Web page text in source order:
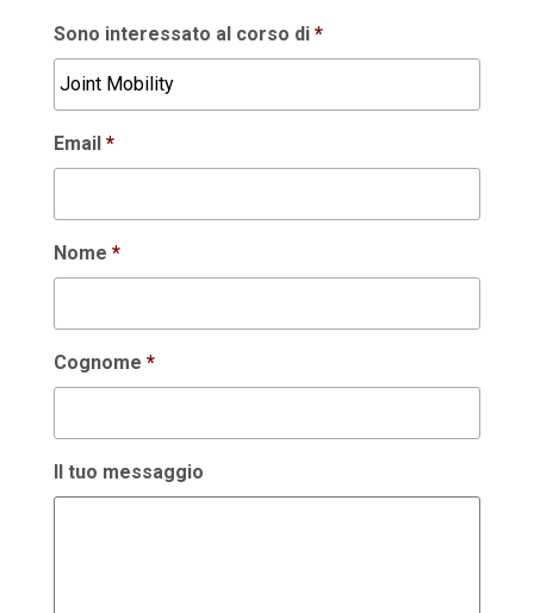
Sono interessato al corso di *
Email *
Nome *
Cognome *
Il tuo messaggio